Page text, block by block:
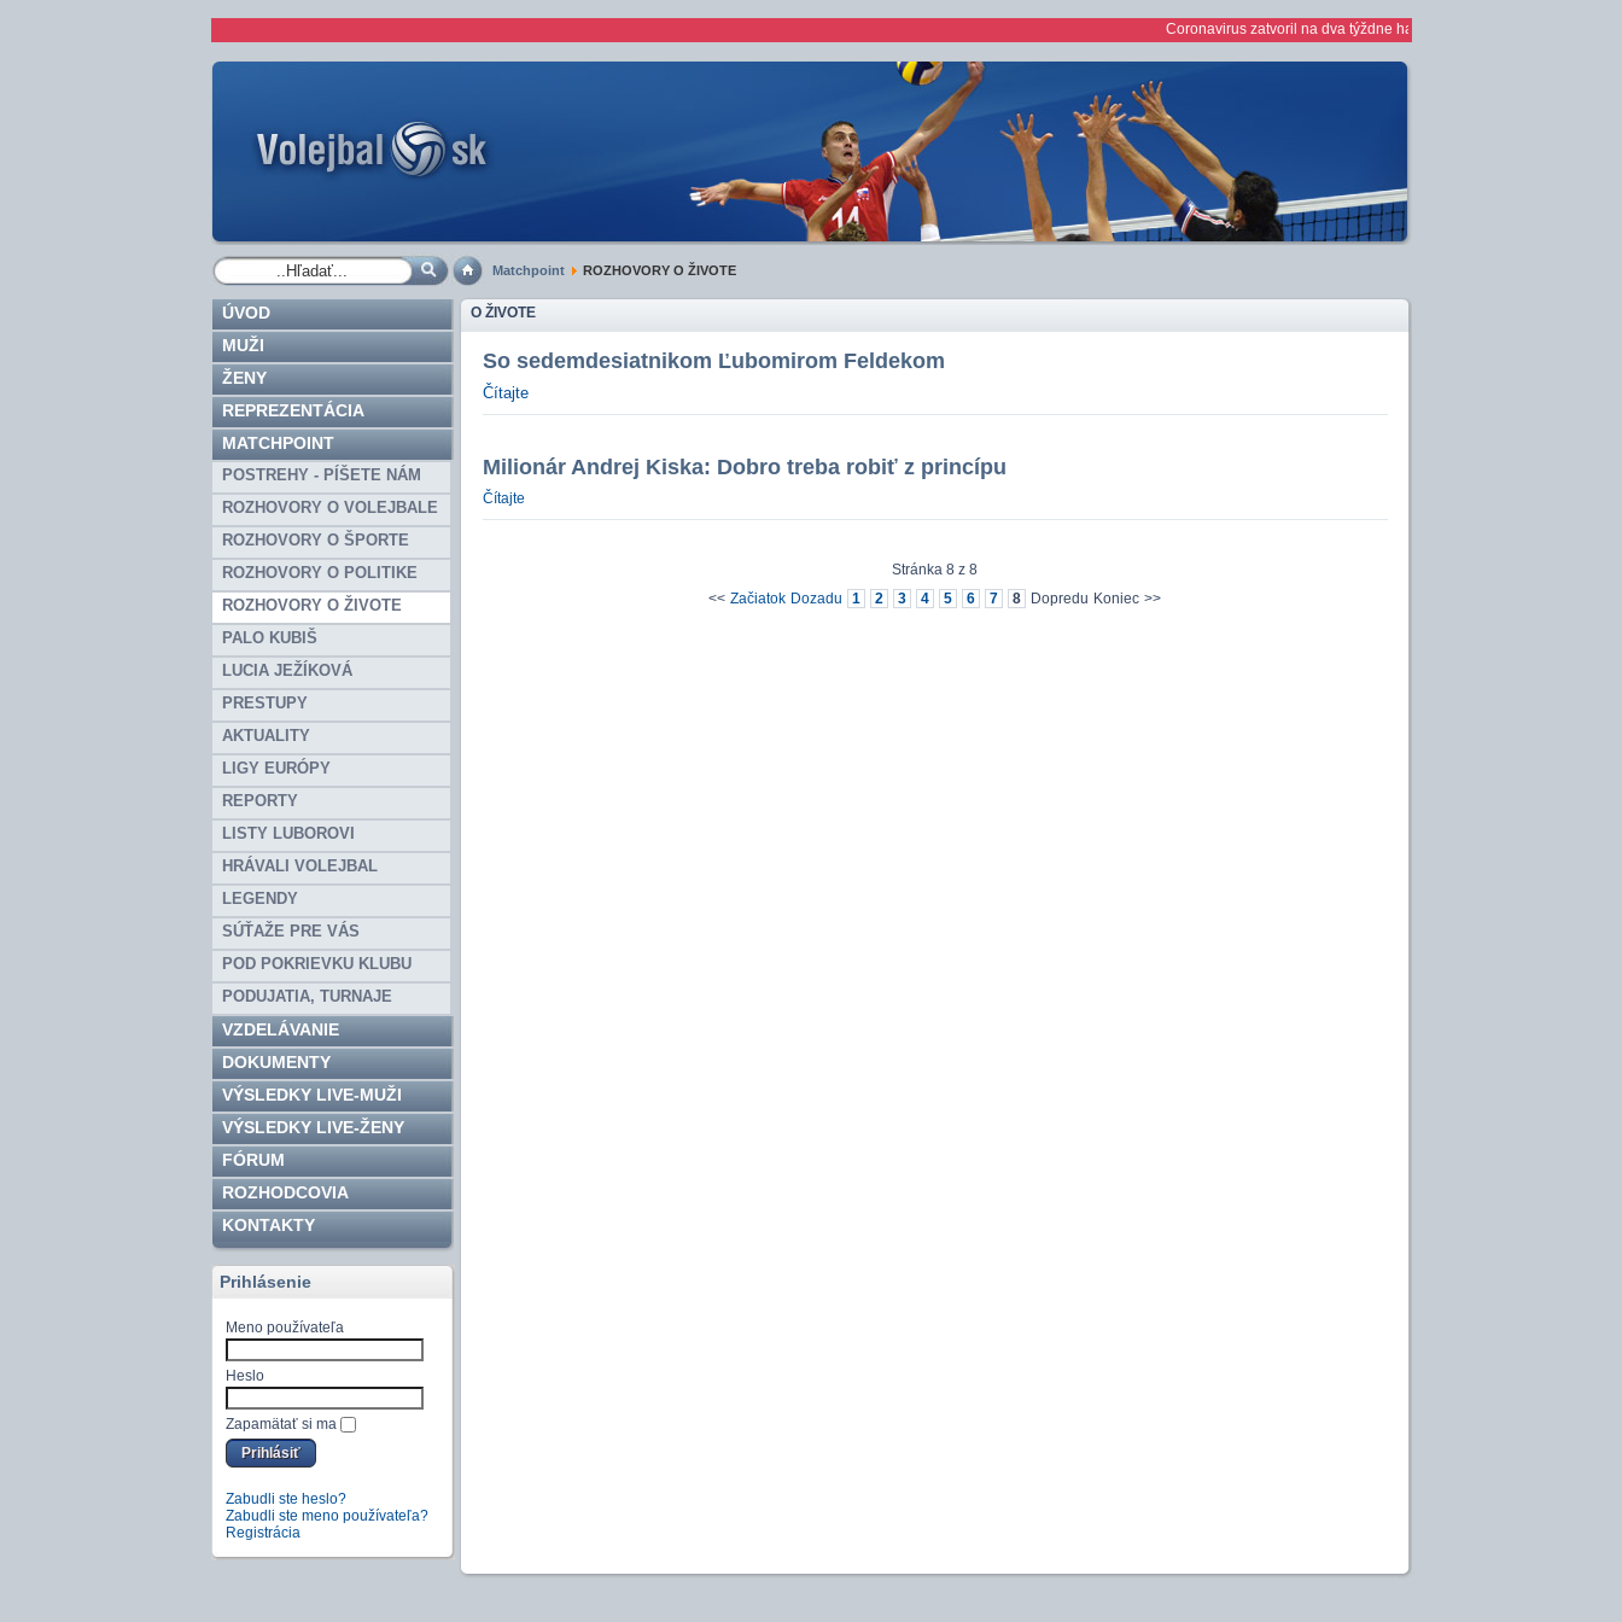
Coronavirus zatvoril na dva týždne haly *** 1/2 finále play off žien ***
Matchpoint ROZHOVORY O ŽIVOTE
ÚVOD
MUŽI
ŽENY
REPREZENTÁCIA
MATCHPOINT
POSTREHY - PÍŠETE NÁM
ROZHOVORY O VOLEJBALE
ROZHOVORY O ŠPORTE
ROZHOVORY O POLITIKE
ROZHOVORY O ŽIVOTE
PALO KUBIŠ
LUCIA JEŽÍKOVÁ
PRESTUPY
AKTUALITY
LIGY EURÓPY
REPORTY
LISTY LUBOROVI
HRÁVALI VOLEJBAL
LEGENDY
SÚŤAŽE PRE VÁS
POD POKRIEVKU KLUBU
PODUJATIA, TURNAJE
VZDELÁVANIE
DOKUMENTY
VÝSLEDKY LIVE-MUŽI
VÝSLEDKY LIVE-ŽENY
FÓRUM
ROZHODCOVIA
KONTAKTY
Prihlásenie
Meno používateľa
Heslo
Zapamätať si ma
Zabudli ste heslo?
Zabudli ste meno používateľa?
Registrácia
O ŽIVOTE
So sedemdesiatnikom Ľubomirom Feldekom
Čítajte
Milionár Andrej Kiska: Dobro treba robiť z princípu
Čítajte
Stránka 8 z 8
<< Začiatok Dozadu 1 2 3 4 5 6 7 8 Dopredu Koniec >>